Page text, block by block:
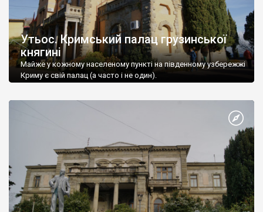
Утьос. Кримський палац грузинської
княгині
Майже у кожному населеному пункті на південному узбережжі
Криму є свій палац (а часто і не один).